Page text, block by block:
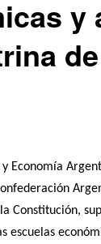
y
Economía
Constitución,
escuelas